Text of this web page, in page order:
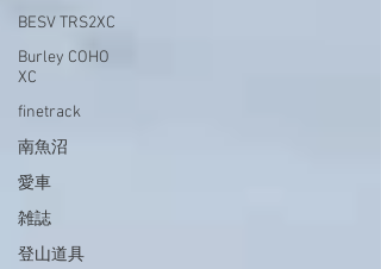
BESV TRS2XC
Burley COHO
XC
finetrack
南魚沼
愛車
雑誌
登山道具